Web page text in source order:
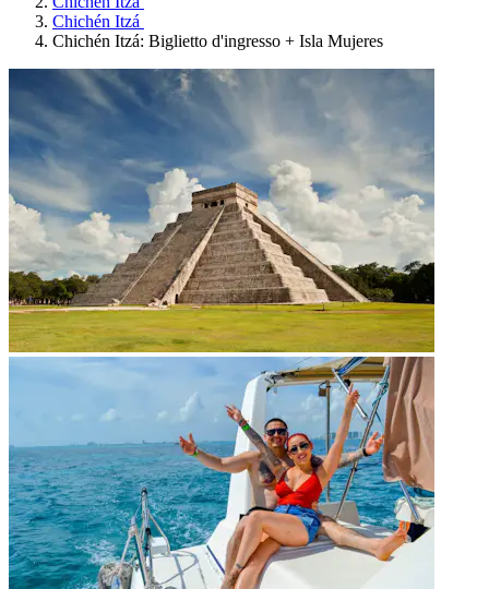
Chichén Itzá
Chichén Itzá: Biglietto d'ingresso + Isla Mujeres